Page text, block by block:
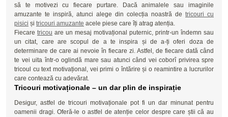
să te motivezi cu fiecare purtare. Dacă animalele sau imaginile
amuzante te inspiră, atunci alege din colecția noastră de tricouri cu
pisici și tricouri amuzante acele piese care îți atrag atenția.
Fiecare tricou are un mesaj motivațional puternic, printr-un îndemn sau
un citat, care are scopul de a te inspira și de a-ți oferi doza de
determinare de care ai nevoie în fiecare zi. Astfel, de fiecare dată când
te vei uita într-o oglindă mare sau atunci când vei coborî privirea spre
tricoul cu text motivațional, vei primi o întărire și o reamintire a lucrurilor
care contează cu adevărat.
Tricouri motivaționale – un dar plin de inspirație
Desigur, astfel de tricouri motivaționale pot fi un dar minunat pentru
oamenii dragi. Oferă-le o astfel de atenție celor despre care știi că au